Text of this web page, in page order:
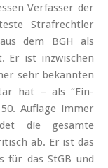
Verfasser der
Strafrechtler
dem BGH als
Er ist inzwischen
sehr bekannten
hat – als “Ein-
Auflage immer
die gesamte
ab. Er ist das
für das StGB und